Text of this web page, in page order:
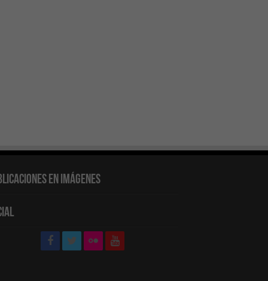
en Imágenes